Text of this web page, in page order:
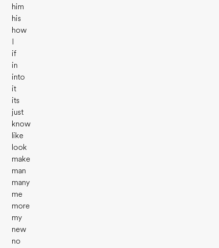
him
his
how
if
in
into
it
its
just
know
like
look
make
man
many
me
more
my
new
no